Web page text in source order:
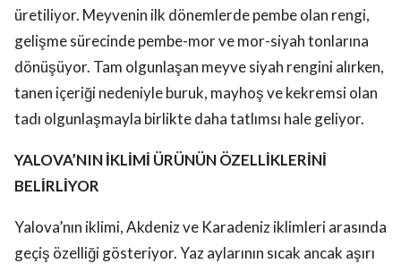
üretiliyor. Meyvenin ilk dönemlerde pembe olan rengi,
gelişme sürecinde pembe-mor ve mor-siyah tonlarına
dönüşüyor. Tam olgunlaşan meyve siyah rengini alırken,
tanen içeriği nedeniyle buruk, mayhoş ve kekremsi olan
tadı olgunlaşmayla birlikte daha tatlımsı hale geliyor.
YALOVA’NIN İKLİMİ ÜRÜNÜN ÖZELLİKLERİNİ
BELİRLİYOR
Yalova’nın iklimi, Akdeniz ve Karadeniz iklimleri arasında
geçiş özelliği gösteriyor. Yaz aylarının sıcak ancak aşırı